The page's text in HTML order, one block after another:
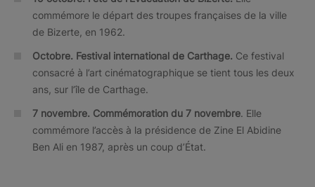
commémore le départ des troupes françaises de la ville
de Bizerte, en 1962.
Octobre. Festival international de Carthage. Ce festival
consacré à l’art cinématographique se tient tous les deux
ans, sur l’île de Carthage.
7 novembre. Commémoration du 7 novembre. Elle
commémore l’accès à la présidence de Zine El Abidine
Ben Ali en 1987, après un coup d’État.